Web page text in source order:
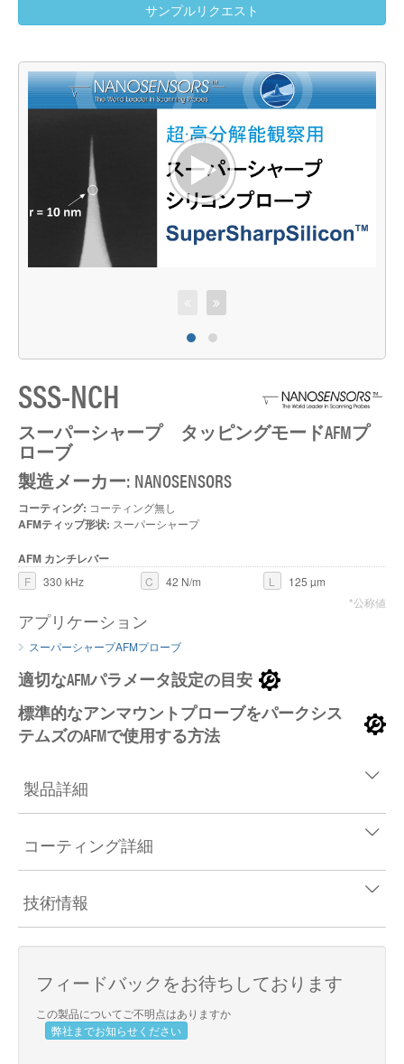
サンプルリクエスト
SSS-NCH
スーパーシャープ タッピングモードAFMプ
ローブ
製造メーカー: NANOSENSORS
コーティング: コーティング無し
AFMティップ形状: スーパーシャープ
AFM カンチレバー
F 330 kHz C 42 N/m L
125 µm
*公称値
アプリケーション
スーパーシャープAFMプローブ
適切なAFMパラメータ設定の目安
標準的なアンマウントプローブをパークシス
テムズのAFMで使用する方法
製品詳細
コーティング詳細
技術情報
フィードバックをお待ちしております
この製品についてご不明点はありますか
弊社までお知らせください